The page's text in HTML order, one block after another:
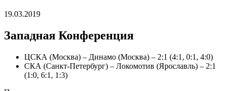
19.03.2019
Западная Конференция
ЦСКА (Москва) – Динамо (Москва) – 2:1 (4:1, 0:1, 4:0)
СКА (Санкт-Петербург) – Локомотив (Ярославль) – 2:1
(1:0, 6:1, 1:3)